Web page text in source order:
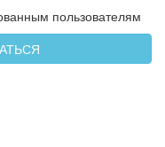
пользователям